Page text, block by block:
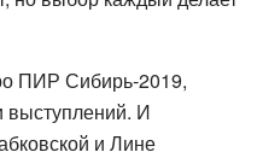
ПИР Сибирь-2019,
выступлений. И
и Лине